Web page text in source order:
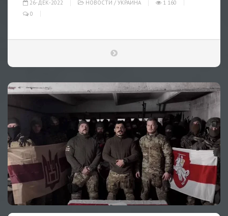
26-ДЕК-2022 НОВОСТИ / УКРАИНА
1 160
0